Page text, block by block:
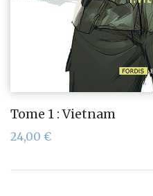
Tome 1 : Vietnam
24,00 €